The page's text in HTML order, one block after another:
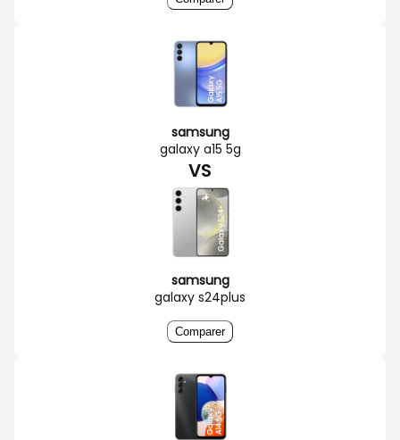
samsung
galaxy a15 5g
VS
samsung
galaxy s24plus
Comparer